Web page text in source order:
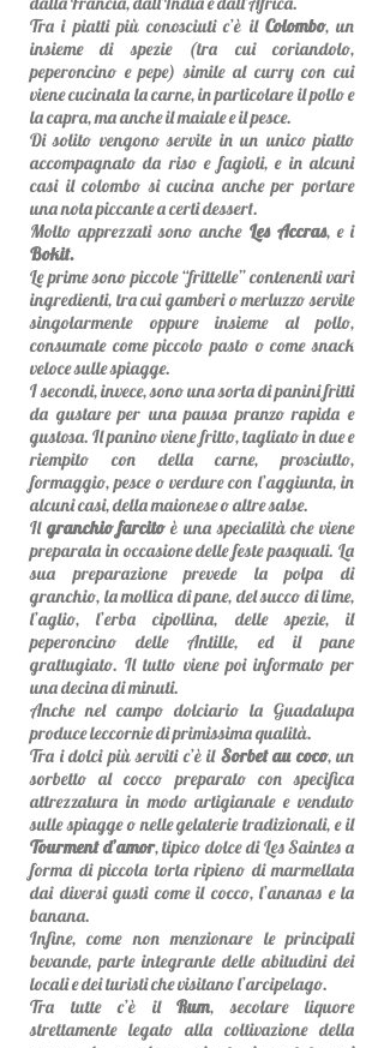
Tra i piatti più conosciuti c’è il Colombo, un
insieme di spezie (tra cui coriandolo,
peperoncino e pepe) simile al curry con cui
viene cucinata la carne, in particolare il pollo e
la capra, ma anche il maiale e il pesce.
Di solito vengono servite in un unico piatto
accompagnato da riso e fagioli, e in alcuni
casi il colombo si cucina anche per portare
una nota piccante a certi dessert.
Molto apprezzati sono anche Les Accras, e i
Bokit.
Le prime sono piccole “frittelle” contenenti vari
ingredienti, tra cui gamberi o merluzzo servite
singolarmente oppure insieme al pollo,
consumate come piccolo pasto o come snack
veloce sulle spiagge.
I secondi, invece, sono una sorta di panini fritti
da gustare per una pausa pranzo rapida e
gustosa. Il panino viene fritto, tagliato in due e
riempito con della carne, prosciutto,
formaggio, pesce o verdure con l’aggiunta, in
alcuni casi, della maionese o altre salse.
Il granchio farcitoè una specialità che viene
preparata in occasione delle feste pasquali. La
sua preparazione prevede la polpa di
granchio, la mollica di pane, del succo di lime,
l’aglio, l’erba cipollina, delle spezie, il
peperoncino delle Antille, ed il pane
grattugiato. Il tutto viene poi informato per
una decina di minuti.
Anche nel campo dolciario la Guadalupa
produce leccornie di primissima qualità.
Tra i dolci più serviti c’è il Sorbet au coco, un
sorbetto al cocco preparato con specifica
attrezzatura in modo artigianale e venduto
sulle spiagge o nelle gelaterie tradizionali, e il
Tourment d’amor, tipico dolce di Les Saintes a
forma di piccola torta ripieno di marmellata
dai diversi gusti come il cocco, l’ananas e la
banana.
Infine, come non menzionare le principali
bevande, parte integrante delle abitudini dei
locali e dei turisti che visitano l’arcipelago.
Tra tutte c’è ilRum, secolare liquore
strettamente legato alla coltivazione della